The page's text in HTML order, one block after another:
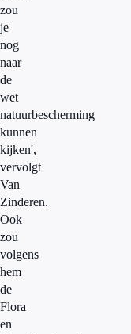
zou
je
nog
naar
de
wet
natuurbescherming
kunnen
kijken',
vervolgt
Van
Zinderen.
Ook
zou
volgens
hem
de
Flora
en